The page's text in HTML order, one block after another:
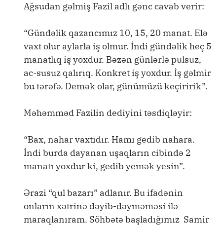
Ağsudan gəlmiş Fazil adlı gənc cavab verir:
“Gündəlik qazancımız 10, 15, 20 manat. Elə
vaxt olur aylarla iş olmur. İndi gündəlik heç 5
manatlıq iş yoxdur. Bəzən günlərlə pulsuz,
ac-susuz qalırıq. Konkret iş yoxdur. İş gəlmir
bu tərəfə. Demək olar, günümüzü keçiririk”.
Məhəmməd Fazilin dediyini təsdiqləyir:
“Bax, nahar vaxtıdır. Hamı gedib nahara.
İndi burda dayanan uşaqların cibində 2
manatı yoxdur ki, gedib yemək yesin”.
Ərazi “qul bazarı” adlanır. Bu ifadənin
onların xətrinə dəyib-dəyməməsi ilə
maraqlanıram. Söhbətə başladığımız Samir